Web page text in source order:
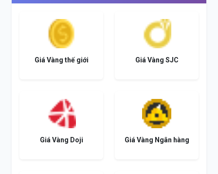
Giá Vàng thế giới Giá Vàng SJC
Giá Vàng Doji Giá Vàng Ngân hàng